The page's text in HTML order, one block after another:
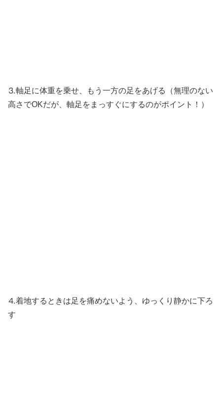
⒊軸足に体重を乗せ、もう一方の足をあげる（無理のない
高さでOKだが、軸足をまっすぐにするのがポイント！）
⒋着地するときは足を痛めないよう、ゆっくり静かに下ろ
す